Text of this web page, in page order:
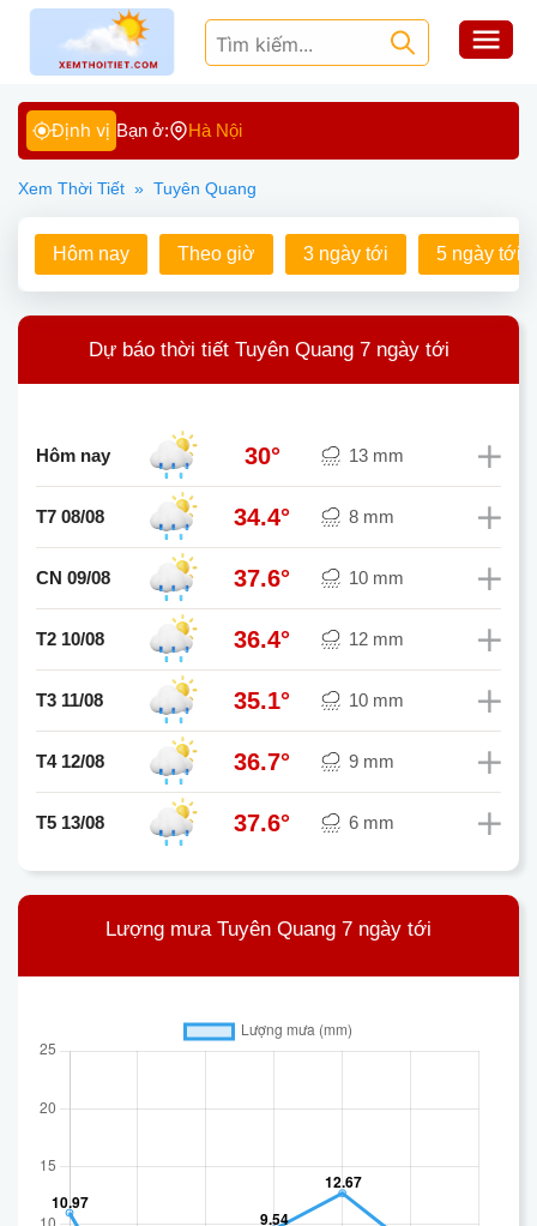
Định vị Bạn ở: Hà Nội
Xem Thời Tiết » Tuyên Quang
Hôm nay Theo giờ 3 ngày tới 5 ngày tới
Dự báo thời tiết Tuyên Quang 7 ngày tới
Hôm nay 30° 13 mm
T7 08/08 34.4° 8 mm
CN 09/08 37.6° 10 mm
T2 10/08 36.4° 12 mm
T3 11/08 35.1° 10 mm
T4 12/08 36.7° 9 mm
T5 13/08 37.6° 6 mm
Lượng mưa Tuyên Quang 7 ngày tới